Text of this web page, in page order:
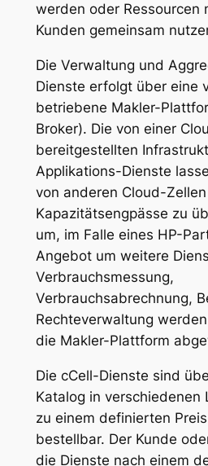
werden oder Ressourcen
Kunden gemeinsam
Die Verwaltung und
Dienste erfolgt über eine
betriebene Makler-
Broker). Die von einer
bereitgestellten
Applikations-Dienste
von anderen Cloud-
Kapazitätsengpässe zu
um, im Falle eines HP-
Angebot um weitere
Verbrauchsmessung,
Verbrauchsabrechnung,
Rechteverwaltung
die Makler-Plattform
Die cCell-Dienste sind
Katalog in verschiedenen
zu einem definierten
bestellbar. Der Kunde
die Dienste nach einem